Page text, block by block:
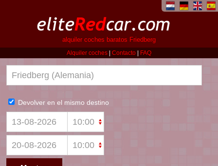
alquiler coches baratos Friedberg
Alquiler coches
Contacto FAQ
Devolver en el mismo destino